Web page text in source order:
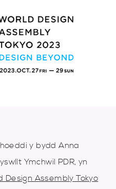
y bydd Anna
Ymchwil PDR, yn
Design Assembly Tokyo